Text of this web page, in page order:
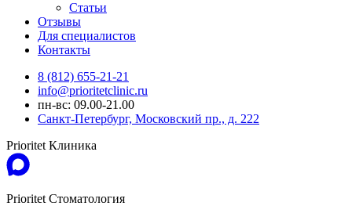
Статьи
Отзывы
Для специалистов
Контакты
8 (812) 655-21-21
info@prioritetclinic.ru
пн-вс: 09.00-21.00
Санкт-Петербург, Московский пр., д. 222
Prioritet Клиника
Prioritet Стоматология